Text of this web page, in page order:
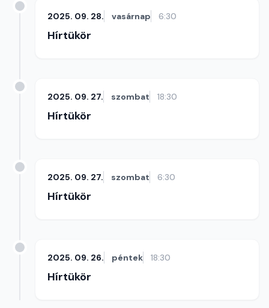
2025. 09. 28. vasárnap 6:30
Hírtükör
2025. 09. 27. szombat 18:30
Hírtükör
2025. 09. 27. szombat 6:30
Hírtükör
2025. 09. 26. péntek 18:30
Hírtükör